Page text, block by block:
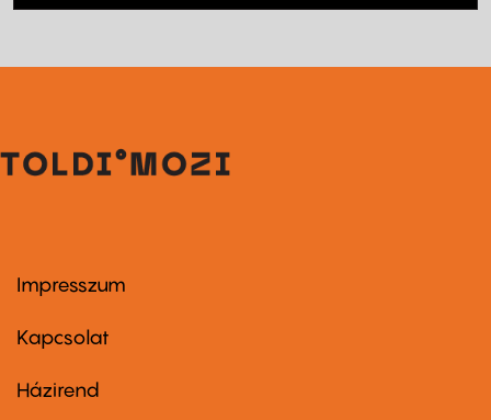
Footer
first
Impresszum
Kapcsolat
Footer
Házirend